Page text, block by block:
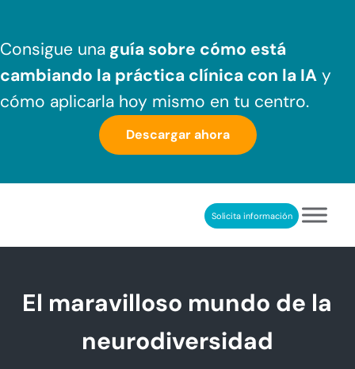
Consigue una guía sobre cómo está
cambiando la práctica clínica con la IA y
cómo aplicarla hoy mismo en tu centro.
Descargar ahora
REHABILITACIÓN COGNITIVA PROFESIONALSolicita información
El maravilloso mundo de la
neurodiversidad